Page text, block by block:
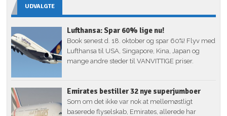
UDVALGTE
Lufthansa: Spar 60% lige nu!
Book senest d. 18. oktober og spar 60%! Flyv med
Lufthansa til USA, Singapore, Kina, Japan og
mange andre steder til VANVITTIGE priser.
Emirates bestiller 32 nye superjumboer
Som om det ikke var nok at mellemøstligt
baserede flyselskab, Emirates, allerede har